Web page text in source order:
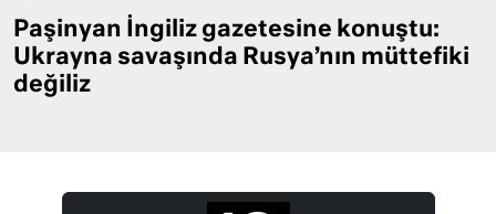
Paşinyan İngiliz gazetesine konuştu:
Ukrayna savaşında Rusya’nın müttefiki
değiliz